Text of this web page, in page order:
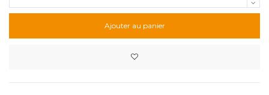
Ajouter au panier